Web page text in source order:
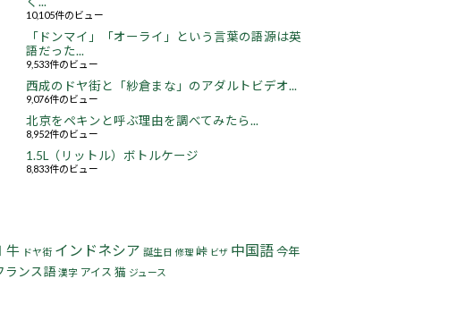
10,105件のビュー
「ドンマイ」「オーライ」という言葉の語源は英
語だった...
9,533件のビュー
西成のドヤ街と「紗倉まな」のアダルトビデオ...
9,076件のビュー
北京をペキンと呼ぶ理由を調べてみたら...
8,952件のビュー
1.5L（リットル）ボトルケージ
8,833件のビュー
牛 ドヤ街 インドネシア 誕生日 修理 峠 ビザ 中国語今年
ランス語 漢字 アイス 猫 ジュース